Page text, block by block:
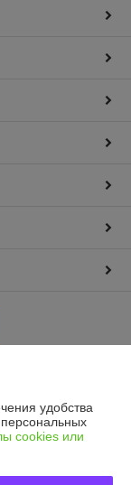
удобства
cookies или